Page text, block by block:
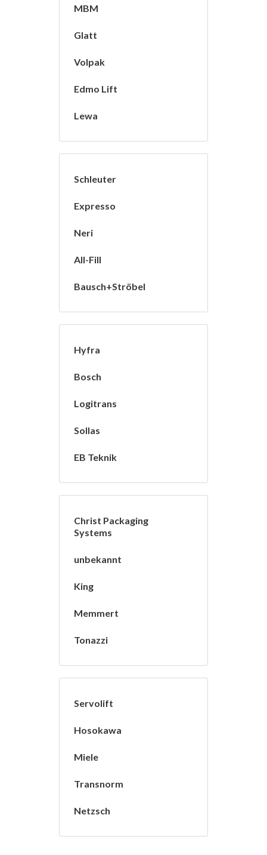
MBM
Glatt
Volpak
Edmo Lift
Lewa
Schleuter
Expresso
Neri
All-Fill
Bausch+Ströbel
Hyfra
Bosch
Logitrans
Sollas
EB Teknik
Christ Packaging
Systems
unbekannt
King
Memmert
Tonazzi
Servolift
Hosokawa
Miele
Transnorm
Netzsch